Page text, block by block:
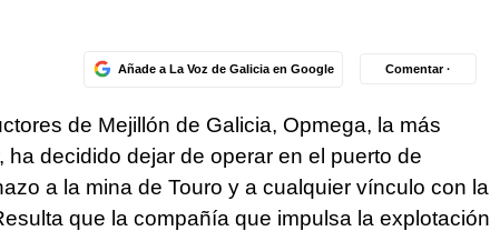
Añade a La Voz de Galicia en Google Comentar ·
de Mejillón de Galicia, Opmega, la más
ha decidido dejar de operar en el puerto de
a la mina de Touro y a cualquier vínculo con la
que la compañía que impulsa la explotación